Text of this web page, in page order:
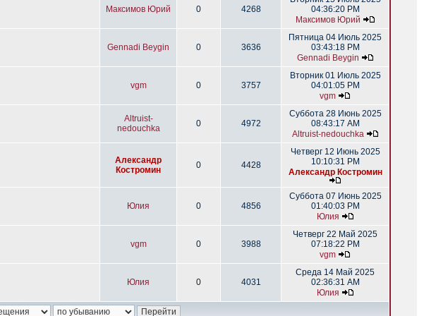
Максимов Юрий 0 4268
04:36:20 PM
Максимов Юрий
Gennadi Beygin 0 3636
Пятница 04 Июль 2025
03:43:18 PM
Gennadi Beygin
vgm 0 3757
Вторник 01 Июль 2025
04:01:05 PM
vgm
Altruist-
nedouchka
0 4972
Суббота 28 Июнь 2025
08:43:17 AM
Altruist-nedouchka
Александр
Костромин
0 4428
Четверг 12 Июнь 2025
10:10:31 PM
Александр Костромин
Юлия 0 4856
Суббота 07 Июнь 2025
01:40:03 PM
Юлия
vgm 0 3988
Четверг 22 Май 2025
07:18:22 PM
vgm
Юлия 0 4031
Среда 14 Май 2025
02:36:31 AM
Юлия